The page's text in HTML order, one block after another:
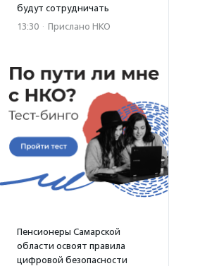
будут сотрудничать
13:30 · Прислано НКО
Пенсионеры Самарской
области освоят правила
цифровой безопасности